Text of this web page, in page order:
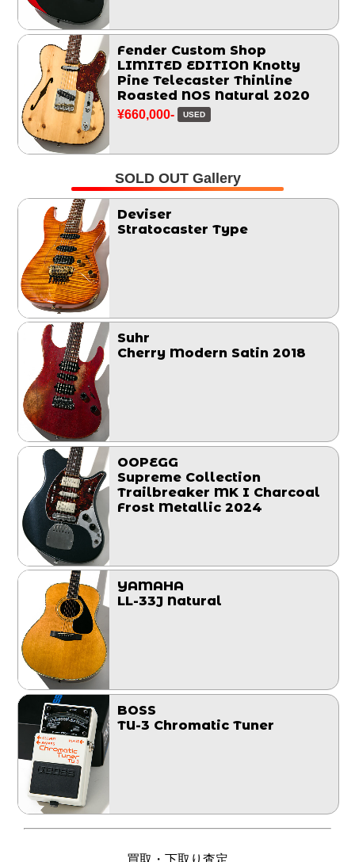
Fender Custom Shop
LIMITED EDITION Knotty
Pine Telecaster Thinline
Roasted NOS Natural 2020
¥660,000- USED
SOLD OUT Gallery
Deviser
Stratocaster Type
Suhr
Cherry Modern Satin 2018
OOPEGG
Supreme Collection
Trailbreaker MK I Charcoal
Frost Metallic 2024
YAMAHA
LL-33J Natural
BOSS
TU-3 Chromatic Tuner